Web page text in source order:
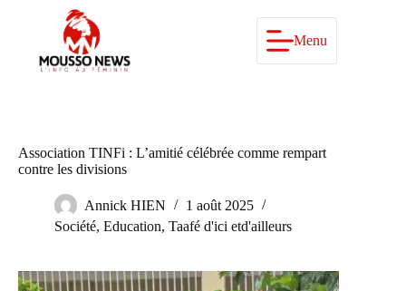
Menu
Association TINFi : L’amitié célébrée comme rempart
contre les divisions
Annick HIEN
1 août 2025
Société, Education, Taafé d'ici etd'ailleurs